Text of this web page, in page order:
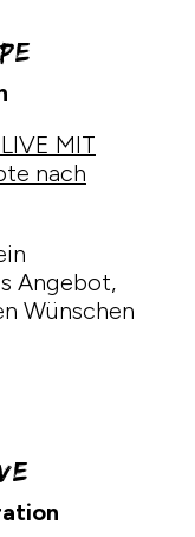
MIT
nach
Angebot,
Wünschen